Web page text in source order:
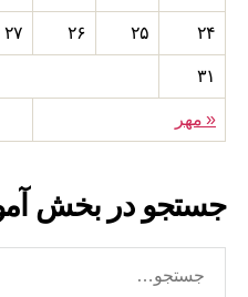
« مهر
۲۴ ۲۵ ۲۶ ۲۷
۳۱
جستجو در بخش